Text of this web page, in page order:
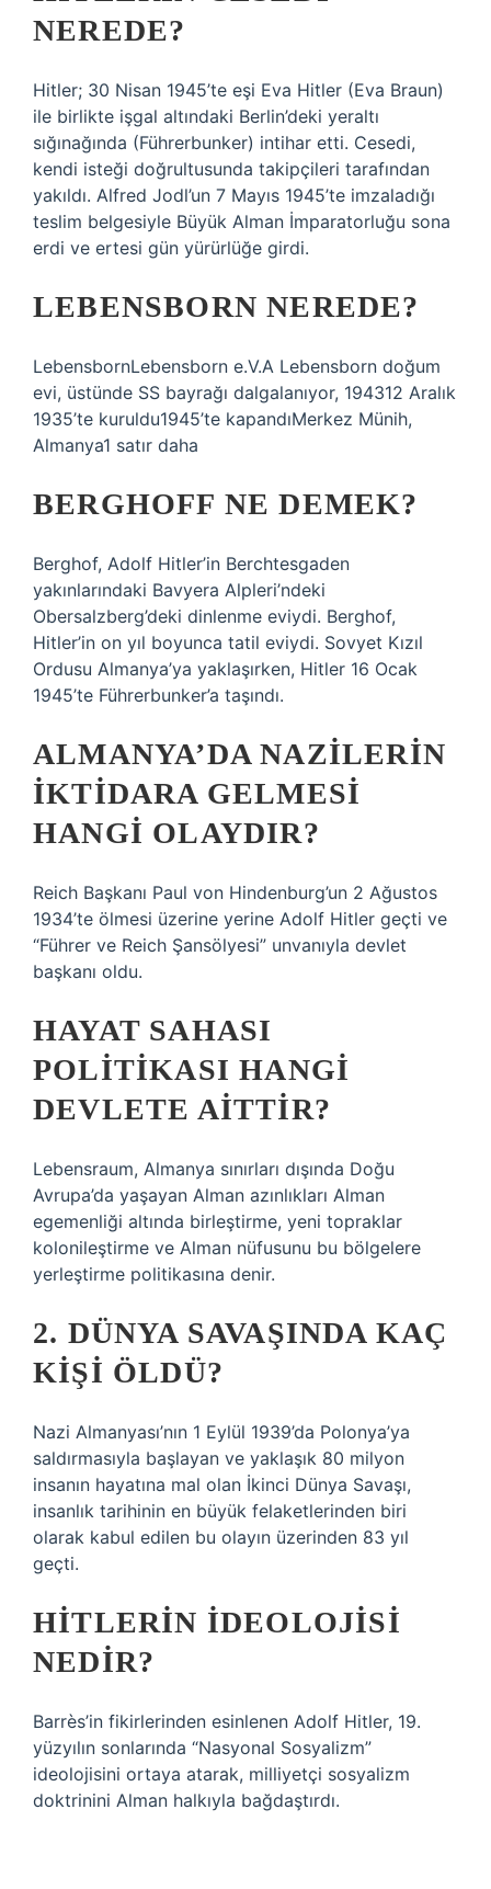
NEREDE?
Hitler; 30 Nisan 1945’te eşi Eva Hitler (Eva Braun)
ile birlikte işgal altındaki Berlin’deki yeraltı
sığınağında (Führerbunker) intihar etti. Cesedi,
kendi isteği doğrultusunda takipçileri tarafından
yakıldı. Alfred Jodl’un 7 Mayıs 1945’te imzaladığı
teslim belgesiyle Büyük Alman İmparatorluğu sona
erdi ve ertesi gün yürürlüğe girdi.
LEBENSBORN NEREDE?
LebensbornLebensborn e.V.A Lebensborn doğum
evi, üstünde SS bayrağı dalgalanıyor, 194312 Aralık
1935’te kuruldu1945’te kapandıMerkez Münih,
Almanya1 satır daha
BERGHOFF NE DEMEK?
Berghof, Adolf Hitler’in Berchtesgaden
yakınlarındaki Bavyera Alpleri’ndeki
Obersalzberg’deki dinlenme eviydi. Berghof,
Hitler’in on yıl boyunca tatil eviydi. Sovyet Kızıl
Ordusu Almanya’ya yaklaşırken, Hitler 16 Ocak
1945’te Führerbunker’a taşındı.
ALMANYA’DA NAZILERIN
IKTIDARA GELMESI
HANGI OLAYDIR?
Reich Başkanı Paul von Hindenburg’un 2 Ağustos
1934’te ölmesi üzerine yerine Adolf Hitler geçti ve
“Führer ve Reich Şansölyesi” unvanıyla devlet
başkanı oldu.
HAYAT SAHASI
POLITIKASI HANGI
DEVLETE AITTIR?
Lebensraum, Almanya sınırları dışında Doğu
Avrupa’da yaşayan Alman azınlıkları Alman
egemenliği altında birleştirme, yeni topraklar
kolonileştirme ve Alman nüfusunu bu bölgelere
yerleştirme politikasına denir.
2. DÜNYA SAVAŞINDA KAÇ
KIŞI ÖLDÜ?
Nazi Almanyası’nın 1 Eylül 1939’da Polonya’ya
saldırmasıyla başlayan ve yaklaşık 80 milyon
insanın hayatına mal olan İkinci Dünya Savaşı,
insanlık tarihinin en büyük felaketlerinden biri
olarak kabul edilen bu olayın üzerinden 83 yıl
geçti.
HITLERIN IDEOLOJISI
NEDIR?
Barrès’in fikirlerinden esinlenen Adolf Hitler, 19.
yüzyılın sonlarında “Nasyonal Sosyalizm”
ideolojisini ortaya atarak, milliyetçi sosyalizm
doktrinini Alman halkıyla bağdaştırdı.